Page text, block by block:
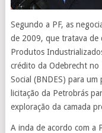
Segundo a PF, as
de 2009, que tratava de
Produtos
crédito da Odebrecht no
Social (BNDES) para
licitação da Petrobrás
exploração da camada
A inda de acordo com a